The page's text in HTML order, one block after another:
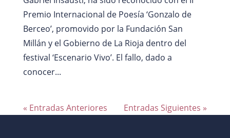
Premio Internacional de Poesía ‘Gonzalo de
Berceo’, promovido por la Fundación San
Millán y el Gobierno de La Rioja dentro del
festival ‘Escenario Vivo’. El fallo, dado a
conocer...
« Entradas Anteriores Entradas Siguientes »